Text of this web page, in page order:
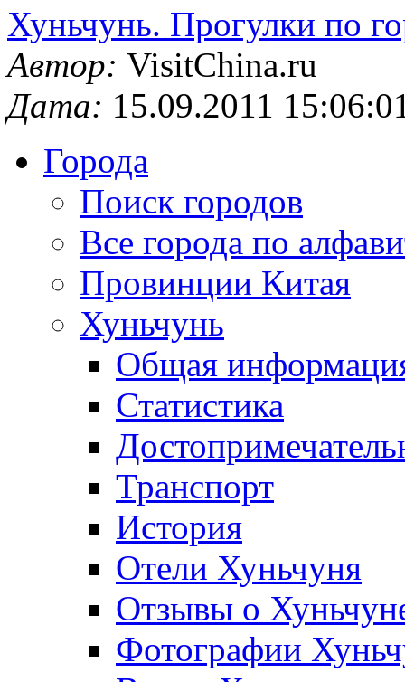
Хуньчунь. Прогулки по
Автор: VisitChina.ru
Дата: 15.09.2011
Города
Поиск городов
Все города по
Провинции Китая
Хуньчунь
Общая
Статистика
Транспорт
История
Отели Хуньчуня
Отзывы о
Фотографии